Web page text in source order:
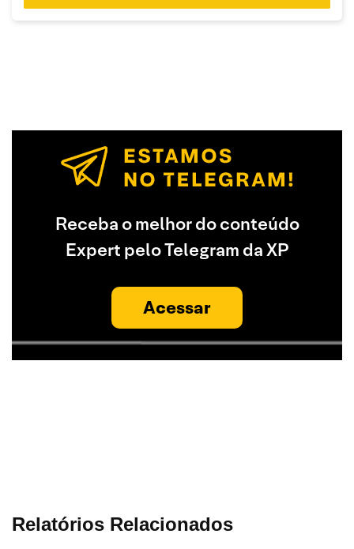
Receba o melhor do conteúdo
Expert pelo Telegram da XP
Acessar
Relatórios Relacionados